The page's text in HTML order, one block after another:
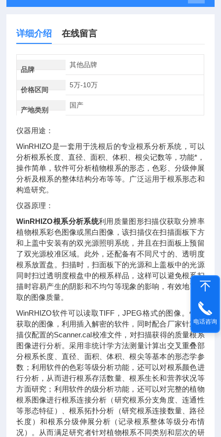
详细介绍 在线留言
品牌
其他品牌
价格区间
5万-10万
产地类别
国产
仪器用途：
WinRHIZO是一套用于洗根后的专业根系分析系统，可以
分析根系长度、直径、面积、体积、根尖记数等，功能*，
操作简单，软件可分析植物根系的形态，色彩、分级伸展
分析及根系的整体结构分布等等。广泛运用于根系形态和
构造研究。
仪器原理：
WinRHIZO根系分析系统利用质量图形扫描仪获取分辨率
植物根系彩色图像或黑白图像，该扫描仪在扫描面板下方
和上盖中安装有的双光源照明系统，并且在扫面板上预留
了双光源校准区域。此外，还配备有不同尺寸的、透明度
根系放置盘。扫描时，扫面板下的光源和上盖板中的光源
同时扫过透明度根盘中的根系样品，这样可以避免根系扫
描时容易产生的阴影和不均匀等现象的影响，有效地了获
取的图像质量。
WinRHIZO软件可以读取TIFF，JPEG格式的图像。针对
获取的图像，利用插入解密的软件，同时配合厂家针对扫
描仪配置的Scanner.cal校准文件，对扫描获得的质量根系
图像进行分析。采用非统计学方法测量计算出交叉重叠部
分根系长度、直径、面积、体积、根尖等基本的形态学参
数；利用软件的色彩等级分析功能，还可以对根系颜色进
行分析，从而进行根系存活数量、根系生长和营养状况等
方面研究；利用软件的级分析功能，还可以对完整的植物
根系图像进行根系连接分析（研究根系分支角度、连通性
等形态特征）、根系拓扑分析（研究根系连接数量、路径
长度）和根系分级伸展分析（记录根系整体等级分布情
况）。从而满足研究者针对植物根系不同类别和层次的研
电话咨询